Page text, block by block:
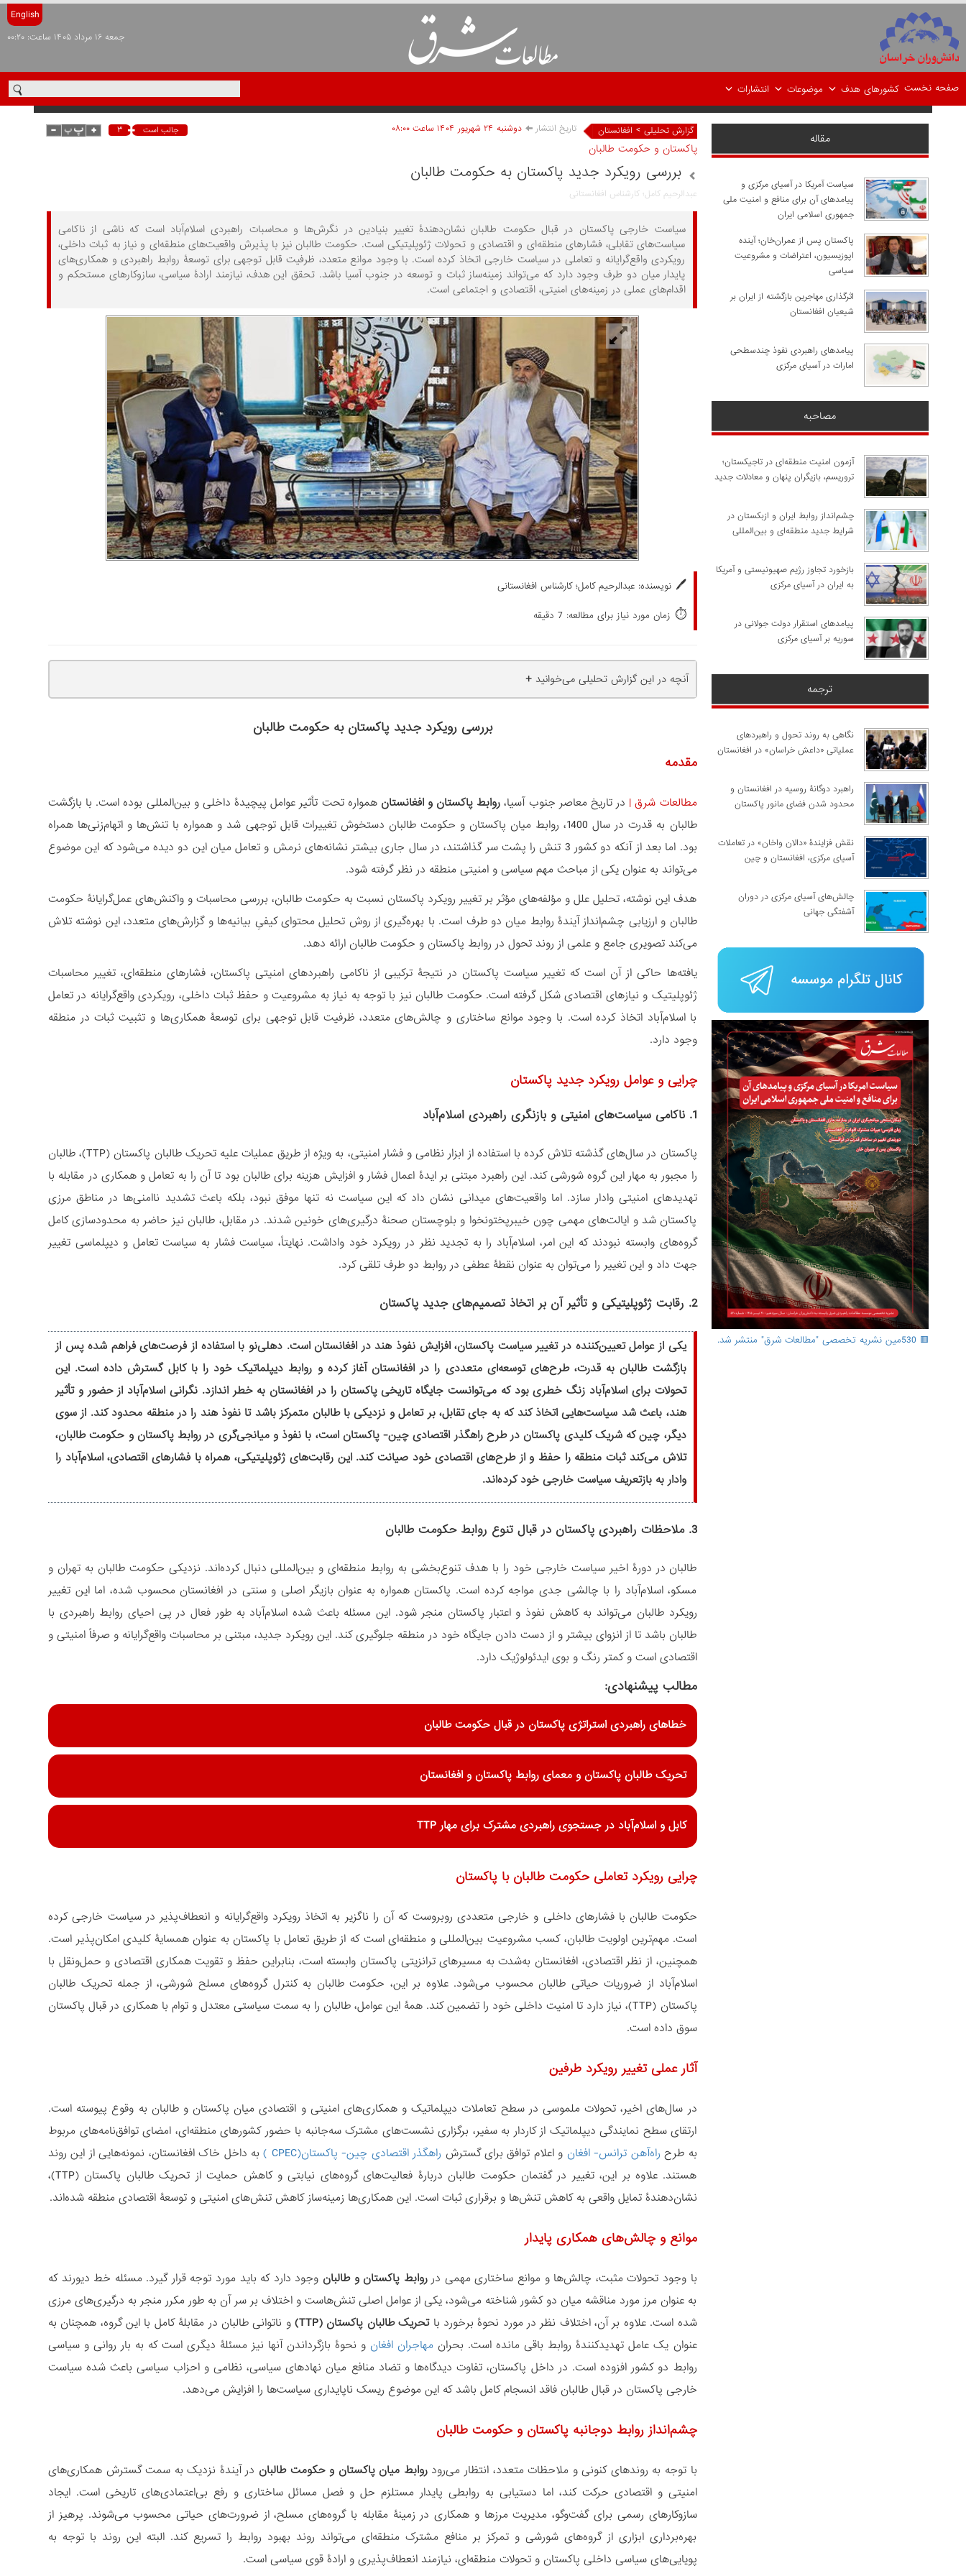
English
جمعه ۱۶ مرداد ۱۴۰۵ ساعت: ۰۰:۲۰
صفحه نخست کشورهای هدف موضوعات انتشارات
گزارش تحلیلی > افغانستان تاریخ انتشار دوشنبه ۲۴ شهريور ۱۴۰۴ ساعت ۰۸:۰۰ جالب است ۳
پاکستان و حکومت طالبان
بررسی رویکرد جدید پاکستان به حکومت طالبان
عبدالرحیم کامل؛ کارشناس افغانستانی
سیاست خارجی پاکستان در قبال حکومت طالبان نشان‌دهندۀ تغییر بنیادین در نگرش‌ها و محاسبات راهبردی اسلام‌آباد است که ناشی از ناکامی
سیاست‌های تقابلی، فشارهای منطقه‌ای و اقتصادی و تحولات ژئوپلیتیکی است. حکومت طالبان نیز با پذیرش واقعیت‌های منطقه‌ای و نیاز به ثبات داخلی،
رویکردی واقع‌گرایانه و تعاملی در سیاست خارجی اتخاذ کرده ‌است. با وجود موانع متعدد، ظرفیت قابل توجهی برای توسعۀ روابط راهبردی و همکاری‌های
پایدار میان دو طرف وجود دارد که می‌تواند زمینه‌ساز ثبات و توسعه در جنوب آسیا باشد. تحقق این هدف، نیازمند ارادۀ سیاسی، سازوکارهای مستحکم و
اقدام‌های عملی در زمینه‌های امنیتی، اقتصادی و اجتماعی است.
🖊️نویسنده: عبدالرحیم کامل؛ کارشناس افغانستانی
⏱️ زمان مورد نیاز برای مطالعه: 7 دقیقه
آنچه در این گزارش تحلیلی می‌خوانید+
بررسی رویکرد جدید پاکستان به حکومت طالبان
مقدمه
مطالعات شرق| در تاریخ معاصر جنوب آسیا، روابط پاکستان و افغانستانهمواره تحت تأثیر عوامل پیچیدۀ داخلی و بین‌المللی بوده است. با بازگشت
طالبان به قدرت در سال 1400، روابط میان پاکستان و حکومت طالبان دستخوش تغییرات قابل توجهی شد و همواره با تنش‌ها و اتهام‌زنی‌ها همراه
بود. اما بعد از آنکه دو کشور 3 تنش را پشت سر گذاشتند، در سال جاری بیشتر نشانه‌های نرمش و تعامل میان این دو دیده می‌شود که این موضوع
می‌تواند به عنوان یکی از مباحث مهم سیاسی و امنیتی منطقه در نظر گرفته شود.
هدف این نوشته، تحلیل علل و مؤلفه‌های مؤثر بر تغییر رویکرد پاکستان نسبت به حکومت طالبان، بررسی محاسبات و واکنش‌های عمل‌گرایانۀ حکومت
طالبان و ارزیابی چشم‌انداز آیندۀ روابط میان دو طرف است. با بهره‌گیری از روش تحلیل محتوای کیفیِ بیانیه‌ها و گزارش‌های متعدد، این نوشته تلاش
می‌کند تصویری جامع و علمی از روند تحول در روابط پاکستان و حکومت طالبان ارائه دهد.
یافته‌ها حاکی از آن است که تغییر سیاست پاکستان در نتیجۀ ترکیبی از ناکامی راهبردهای امنیتی پاکستان، فشارهای منطقه‌ای، تغییر محاسبات
ژئوپلیتیک و نیازهای اقتصادی شکل گرفته است. حکومت طالبان نیز با توجه به نیاز به مشروعیت و حفظ ثبات داخلی، رویکردی واقع‌گرایانه در تعامل
با اسلام‌آباد اتخاذ کرده ‌است. با وجود موانع ساختاری و چالش‌های متعدد، ظرفیت قابل توجهی برای توسعۀ همکاری‌ها و تثبیت ثبات در منطقه
وجود دارد.
چرایی و عوامل رویکرد جدید پاکستان
1. ناکامی سیاست‌های امنیتی و بازنگری راهبردی اسلام‌آباد
پاکستان در سال‌های گذشته تلاش کرده با استفاده از ابزار نظامی و فشار امنیتی، به ویژه از طریق عملیات علیه تحریک طالبان پاکستان (TTP)، طالبان
را مجبور به مهار این گروه شورشی کند. این راهبرد مبتنی بر ایدۀ اعمال فشار و افزایش هزینه برای طالبان بود تا آن‌ را به تعامل و همکاری در مقابله با
تهدیدهای امنیتی وادار سازد. اما واقعیت‌های میدانی نشان داد که این سیاست نه تنها موفق نبود، بلکه باعث تشدید ناامنی‌ها در مناطق مرزی
پاکستان شد و ایالت‌های مهمی چون خیبرپختونخوا و بلوچستان صحنۀ درگیری‌های خونین شدند. در مقابل، طالبان نیز حاضر به محدودسازی کامل
گروه‌های وابسته نبودند که این امر، اسلام‌آباد را به تجدید نظر در رویکرد خود واداشت. نهایتاً، سیاست فشار به سیاست تعامل و دیپلماسی تغییر
جهت داد و این تغییر را می‌توان به عنوان نقطۀ عطفی در روابط دو طرف تلقی کرد.
2. رقابت ژئوپلیتیکی و تأثیر آن بر اتخاذ تصمیم‌های جدید پاکستان
یکی از عوامل تعیین‌کننده در تغییر سیاست پاکستان، افزایش نفوذ هند در افغانستان است. دهلی‌نو با استفاده از فرصت‌های فراهم شده پس از
بازگشت طالبان به قدرت، طرح‌های توسعه‌ای متعددی را در افغانستان آغاز کرده و روابط دیپلماتیک خود را با کابل گسترش داده است. این
تحولات برای اسلام‌آباد زنگ خطری بود که می‌توانست جایگاه تاریخی پاکستان را در افغانستان به خطر اندازد. نگرانی اسلام‌آباد از حضور و تأثیر
هند، باعث شد سیاست‌هایی اتخاذ کند که به جای تقابل، بر تعامل و نزدیکی با طالبان متمرکز باشد تا نفوذ هند را در منطقه محدود کند. از سوی
دیگر، چین که شریک کلیدی پاکستان در طرح راهگذر اقتصادی چین- پاکستان است، با نفوذ و میانجی‌گری در روابط پاکستان و حکومت طالبان،
تلاش می‌کند ثبات منطقه را حفظ و از طرح‌های اقتصادی خود صیانت کند. این رقابت‌های ژئوپلیتیکی، همراه با فشارهای اقتصادی، اسلام‌آباد را
وادار به بازتعریف سیاست خارجی خود کرده‌اند.
3. ملاحظات راهبردی پاکستان در قبال تنوع روابط حکومت طالبان
طالبان در دورۀ اخیر سیاست خارجی خود را با هدف تنوع‌بخشی به روابط منطقه‌ای و بین‌المللی دنبال کرده‌اند. نزدیکی حکومت طالبان به تهران و
مسکو، اسلام‌آباد را با چالشی جدی مواجه کرده است. پاکستان همواره به عنوان بازیگر اصلی و سنتی در افغانستان محسوب شده، اما این تغییر
رویکرد طالبان می‌تواند به کاهش نفوذ و اعتبار پاکستان منجر شود. این مسئله باعث شده اسلام‌آباد به طور فعال در پی احیای روابط راهبردی با
طالبان باشد تا از انزوای بیشتر و از دست دادن جایگاه خود در منطقه جلوگیری کند. این رویکرد جدید، مبتنی بر محاسبات واقع‌گرایانه و صرفاً امنیتی و
اقتصادی است و کمتر رنگ و بوی ایدئولوژیک دارد.
مطالب پیشنهادی:
خطاهای راهبردی استراتژی پاکستان در قبال حکومت طالبان
تحریک طالبان پاکستان و معمای روابط پاکستان و افغانستان
کابل و اسلام‌آباد در جستجوی راهبردی مشترک برای مهار TTP
چرایی رویکرد تعاملی حکومت طالبان با پاکستان
حکومت طالبان با فشارهای داخلی و خارجی متعددی روبروست که آن را ناگزیر به اتخاذ رویکرد واقع‌گرایانه و انعطاف‌پذیر در سیاست خارجی کرده
است. مهم‌ترین اولویت طالبان، کسب مشروعیت بین‌المللی و منطقه‌ای است که از طریق تعامل با پاکستان به عنوان همسایۀ کلیدی امکان‌پذیر است.
همچنین، از نظر اقتصادی، افغانستان به‌شدت به مسیرهای ترانزیتی پاکستان وابسته است، بنابراین حفظ و تقویت همکاری اقتصادی و حمل‌ونقل با
اسلام‌آباد از ضروریات حیاتی طالبان محسوب می‌شود. علاوه بر این، حکومت طالبان به کنترل گروه‌های مسلح شورشی، از جمله تحریک طالبان
پاکستان (TTP)، نیاز دارد تا امنیت داخلی خود را تضمین کند. همۀ این عوامل، طالبان را به سمت سیاستی معتدل و توام با همکاری در قبال پاکستان
سوق داده است.
آثار عملی تغییر رویکرد طرفین
در سال‌های اخیر، تحولات ملموسی در سطح تعاملات دیپلماتیک و همکاری‌های امنیتی و اقتصادی میان پاکستان و طالبان به وقوع پیوسته است.
ارتقای سطح نمایندگی دیپلماتیک از کاردار به سفیر، برگزاری نشست‌های مشترک سه‌جانبه با حضور کشورهای منطقه‌ای، امضای توافق‌نامه‌های مربوط
به طرح راه‌آهن ترانس‌- افغان و اعلام توافق برای گسترش راهگذر اقتصادی چین- پاکستان(CPEC )
به داخل خاک افغانستان، نمونه‌هایی از این روند
هستند. علاوه بر این، تغییر در گفتمان حکومت طالبان دربارۀ فعالیت‌های گروه‌های نیابتی و کاهش حمایت از تحریک طالبان پاکستان (TTP)،
نشان‌دهندۀ تمایل واقعی به کاهش تنش‌ها و برقراری ثبات است. این همکاری‌ها زمینه‌ساز کاهش تنش‌های امنیتی و توسعۀ اقتصادی منطقه شده‌اند.
موانع و چالش‌های همکاری پایدار
با وجود تحولات مثبت، چالش‌ها و موانع ساختاری مهمی درروابط پاکستان و طالبان وجود دارد که باید مورد توجه قرار گیرد. مسئله خط دیورند که
به عنوان مرز مورد مناقشه میان دو کشور شناخته می‌شود، یکی از عوامل اصلی تنش‌هاست و اختلاف بر سر آن به طور مکرر منجر به درگیری‌های مرزی
شده است. علاوه بر آن، اختلاف نظر در مورد نحوۀ برخورد باتحریک طالبان پاکستان (TTP)
و ناتوانی طالبان در مقابلۀ کامل با این گروه، همچنان به
عنوان یک عامل تهدیدکنندۀ روابط باقی مانده است. بحران مهاجران افغان و نحوۀ بازگرداندن آنها نیز مسئلۀ دیگری است که به بار روانی و سیاسی
روابط دو کشور افزوده است. در داخل پاکستان، تفاوت دیدگاه‌ها و تضاد منافع میان نهادهای سیاسی، نظامی و احزاب سیاسی باعث شده سیاست
خارجی پاکستان در قبال طالبان فاقد انسجام کامل باشد که این موضوع ریسک ناپایداری سیاست‌ها را افزایش می‌دهد.
چشم‌انداز روابط دوجانبه پاکستان و حکومت طالبان
با توجه به روندهای کنونی و ملاحظات متعدد، انتظار می‌رودروابط میان پاکستان و حکومت طالبان در آیندۀ نزدیک به سمت گسترش همکاری‌های
امنیتی و اقتصادی حرکت کند، اما دستیابی به روابطی پایدار مستلزم حل و فصل مسائل ساختاری و رفع بی‌اعتمادی‌های تاریخی است. ایجاد
سازوکارهای رسمی برای گفت‌وگو، مدیریت مرزها و همکاری در زمینۀ مقابله با گروه‌های مسلح، از ضرورت‌های حیاتی محسوب می‌شوند. پرهیز از
بهره‌برداری ابزاری از گروه‌های شورشی و تمرکز بر منافع مشترک منطقه‌ای می‌تواند روند بهبود روابط را تسریع کند. البته این روند با توجه به
پویایی‌های سیاسی داخلی پاکستان و تحولات منطقه‌ای، نیازمند انعطاف‌پذیری و ارادۀ قوی سیاسی است.
مقاله
سیاست آمریکا در آسیای مرکزی و
پیامدهای آن برای منافع و امنیت ملی
جمهوری اسلامی ایران
پاکستان پس از عمران‌خان؛ آینده
اپوزیسیون، اعتراضات و مشروعیت
سیاسی
اثرگذاری مهاجرین بازگشته از ایران بر
شیعیان افغانستان
پیامدهای راهبردی نفوذ چندسطحی
امارات در آسیای مرکزی
مصاحبه
آزمون امنیت منطقه‌ای در تاجیکستان؛
تروریسم، بازیگران پنهان و معادلات جدید
چشم‌انداز روابط ایران و ازبکستان در
شرایط جدید منطقه‌ای و بین‌المللی
​بازخورد تجاوز رژیم صهیونیستی و آمریکا
به ایران در آسیای مرکزی
پیامدهای استقرار دولت جولانی در
سوریه بر آسیای مرکزی
ترجمه
نگاهی به روند تحول و راهبردهای
عملیاتی «داعش خراسان» در افغانستان
راهبرد دوگانۀ روسیه در افغانستان و
محدود شدن فضای مانور پاکستان
نقش فزایندۀ «دالان واخان» در تعاملات
آسیای مرکزی، افغانستان و چین
چالش‌های آسیای مرکزی در دوران
آشفتگی جهانی
🟥 530مین نشریه تخصصی "مطالعات شرق" منتشر شد.